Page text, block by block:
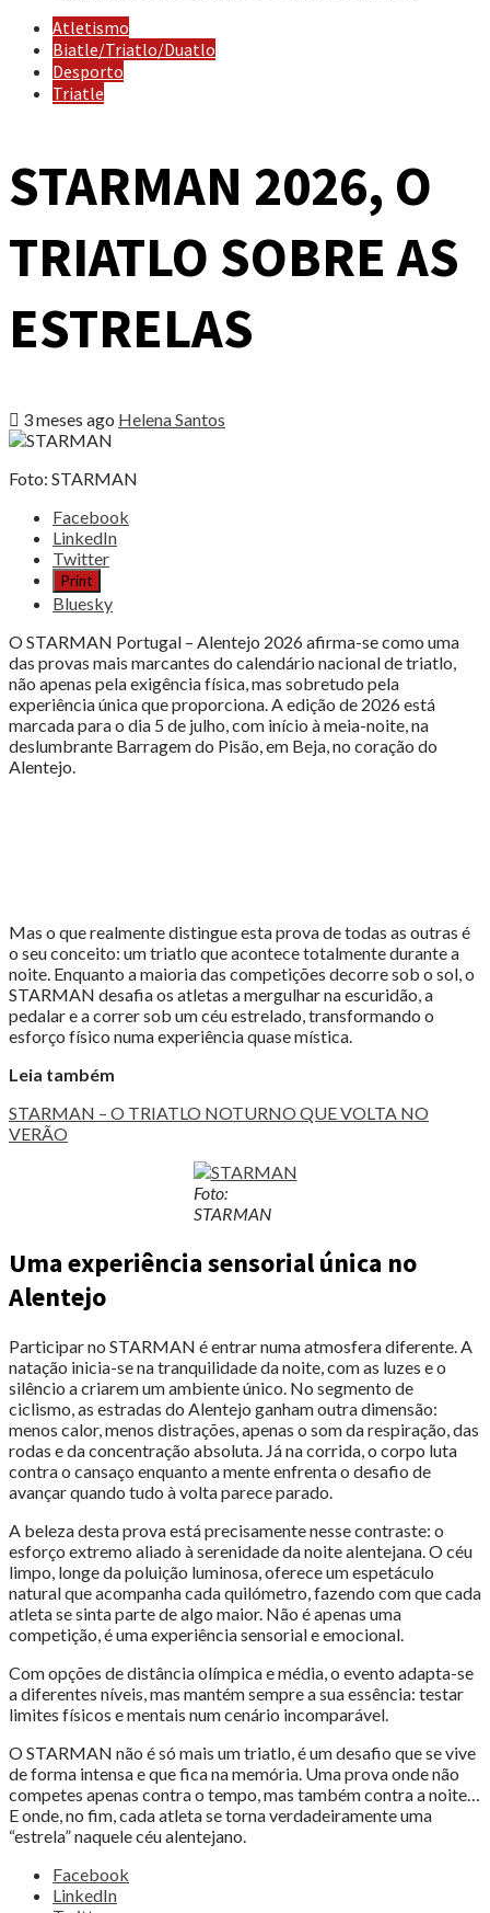
Atletismo
Biatle/Triatlo/Duatlo
Desporto
Triatle
STARMAN 2026, O
TRIATLO SOBRE AS
ESTRELAS
3 meses ago Helena Santos
Foto: STARMAN
Share
post
"STARMAN
2026,
TRIATLO
SOBRE
AS
ESTRELAS"
Facebook
LinkedIn
Twitter
Print
Bluesky
O STARMAN Portugal – Alentejo 2026 afirma-se como uma
das provas mais marcantes do calendário nacional de triatlo,
não apenas pela exigência física, mas sobretudo pela
experiência única que proporciona. A edição de 2026 está
marcada para o dia 5 de julho, com início à meia-noite, na
deslumbrante Barragem do Pisão, em Beja, no coração do
Alentejo.
Mas o que realmente distingue esta prova de todas as outras é
o seu conceito: um triatlo que acontece totalmente durante a
noite. Enquanto a maioria das competições decorre sob o sol, o
STARMAN desafia os atletas a mergulhar na escuridão, a
pedalar e a correr sob um céu estrelado, transformando o
esforço físico numa experiência quase mística.
Leia também
STARMAN – O TRIATLO NOTURNO QUE VOLTA NO
VERÃO
Foto:
STARMAN
Uma experiência sensorial única no
Alentejo
Participar no STARMAN é entrar numa atmosfera diferente. A
natação inicia-se na tranquilidade da noite, com as luzes e o
silêncio a criarem um ambiente único. No segmento de
ciclismo, as estradas do Alentejo ganham outra dimensão:
menos calor, menos distrações, apenas o som da respiração, das
rodas e da concentração absoluta. Já na corrida, o corpo luta
contra o cansaço enquanto a mente enfrenta o desafio de
avançar quando tudo à volta parece parado.
A beleza desta prova está precisamente nesse contraste: o
esforço extremo aliado à serenidade da noite alentejana. O céu
limpo, longe da poluição luminosa, oferece um espetáculo
natural que acompanha cada quilómetro, fazendo com que cada
atleta se sinta parte de algo maior. Não é apenas uma
competição, é uma experiência sensorial e emocional.
Com opções de distância olímpica e média, o evento adapta-se
a diferentes níveis, mas mantém sempre a sua essência: testar
limites físicos e mentais num cenário incomparável.
O STARMAN não é só mais um triatlo, é um desafio que se vive
de forma intensa e que fica na memória. Uma prova onde não
competes apenas contra o tempo, mas também contra a noite…
E onde, no fim, cada atleta se torna verdadeiramente uma
“estrela” naquele céu alentejano.
Share
Facebook
LinkedIn